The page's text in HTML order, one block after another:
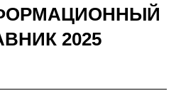
2025